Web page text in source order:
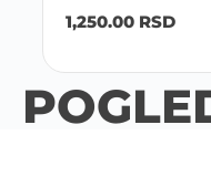
1,250.00RSD